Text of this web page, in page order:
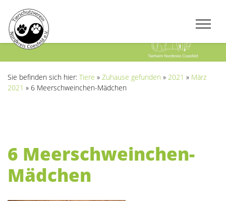
Sie befinden sich hier: Tiere » Zuhause gefunden » 2021 » März
2021 » 6 Meerschweinchen-Mädchen
6 Meerschweinchen-
Mädchen